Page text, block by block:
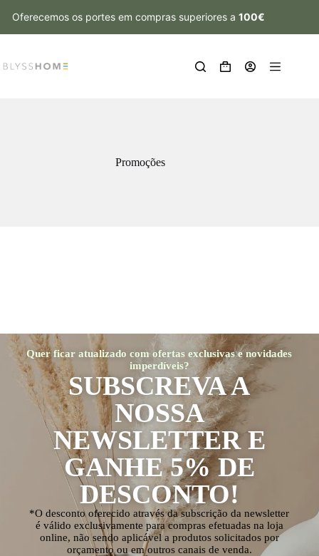
Oferecemos os portes em compras superiores a 100€
Promoções
Quer ficar atualizado com ofertas exclusivas e novidades
imperdíveis?
SUBSCREVA A
NOSSA
NEWSLETTER E
GANHE 5% DE
DESCONTO!
*O desconto oferecido através da subscrição da newsletter
é válido exclusivamente para compras efetuadas na loja
online, não sendo aplicável a produtos solicitados por
orçamento ou em outros canais de venda.